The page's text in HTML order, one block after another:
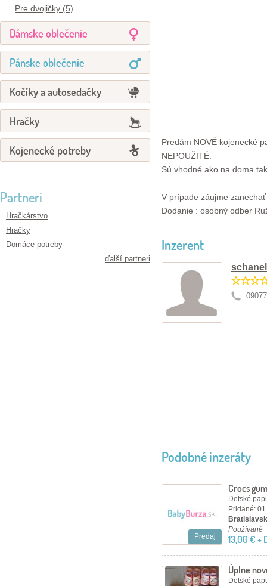
Pre dvojičky (5)
Dámske oblečenie
Pánske oblečenie
Kočíky a autosedačky
Hračky
Kojenecké potreby
Partneri
Hračkárstvo
Hračky
Domáce potreby
ďalší partneri
Predám NOVÉ kojenecké
NEPOUŽITÉ.
Sú vhodné ako na doma
V prípade záujme
Dodanie : osobný odber
Inzerent
Podobné inzeráty
Predaj
Crocs
Detské
Pridané:
Používané
13,00 € +
Úplne
Detské